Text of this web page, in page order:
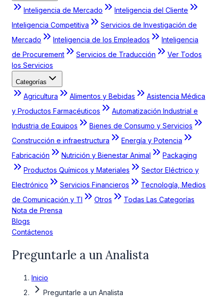
Inteligencia de Mercado
Inteligencia del Cliente
Inteligencia Competitiva
Servicios de Investigación de
Mercado
Inteligencia de los Empleados
Inteligencia
de Procurement
Servicios de Traducción
Ver Todos
los Servicios
Categorías
Agricultura Alimentos y Bebidas
Asistencia Médica
y Productos Farmacéuticos
Automatización Industrial e
Industria de Equipos
Bienes de Consumo y Servicios
Construcción e infraestructura
Energía y Potencia
Fabricación
Nutrición y Bienestar Animal
Packaging
Productos Químicos y Materiales
Sector Eléctrico y
Electrónico
Servicios Financieros
Tecnología, Medios
de Comunicación y TI
Otros
Todas Las Categorías
Nota de Prensa
Blogs
Contáctenos
Preguntarle a un Analista
Inicio
Preguntarle a un Analista